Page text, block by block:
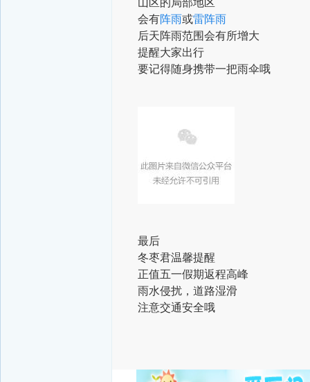
山区的局部地区
会有阵雨或雷阵雨
后天阵雨范围会有所增大
提醒大家出行
要记得随身携带一把雨伞哦
最后
冬枣君温馨提醒
正值五一假期返程高峰
雨水侵扰，道路湿滑
注意交通安全哦